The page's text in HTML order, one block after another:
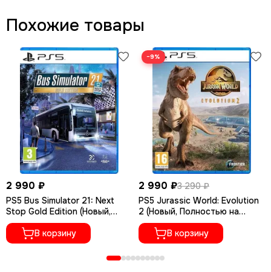
Похожие товары
2 990 ₽
PS5 Bus Simulator 21: Next
Stop Gold Edition (Новый,
Русские субтитры, PPSA-
06776)В корзину
−9%
2 990 ₽3 290 ₽
PS5 Jurassic World: Evolution
2 (Новый, Полностью на
русском языке, PPSA-03286)
В корзину